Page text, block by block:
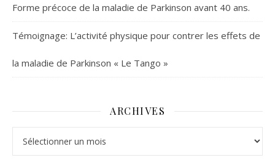
Forme précoce de la maladie de Parkinson avant 40 ans.
Témoignage: L’activité physique pour contrer les effets de
la maladie de Parkinson « Le Tango »
ARCHIVES